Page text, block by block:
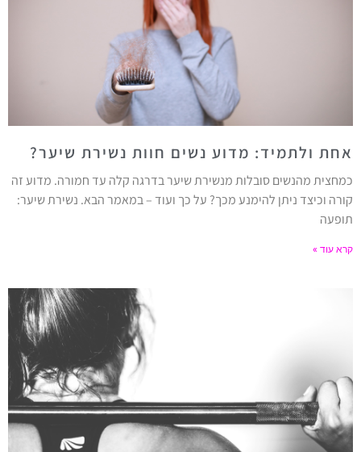
אחת ולתמיד: מדוע נשים חוות נשירת שיער?
כמחצית מהנשים סובלות מנשירת שיער בדרגה קלה עד חמורה. מדוע זה
קורה וכיצד ניתן להימנע מכך? על כך ועוד – במאמר הבא. נשירת שיער:
תופעה
קרא עוד »